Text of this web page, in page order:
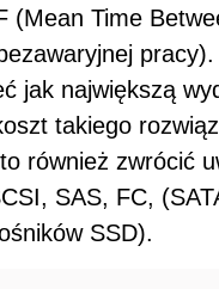
(Mean Time
jak największą
takiego
również zwrócić
SAS, FC,
SSD).